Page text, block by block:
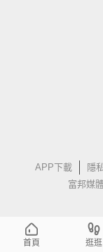
APP下載 隱
富邦媒
首頁 逛逛